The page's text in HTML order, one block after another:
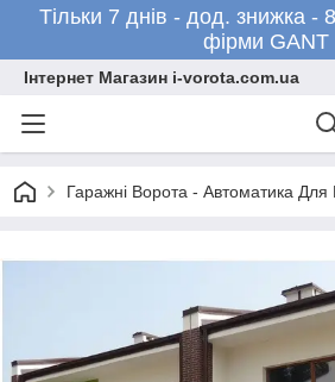
Тільки 7 днів - дод. знижка -
фірми GANT
Інтернет Магазин i-vorota.com.ua
Гаражні Ворота - Автоматика Для